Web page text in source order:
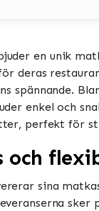
en unik
deras
spännande.
enkel och
perfekt för
och
sina
sker